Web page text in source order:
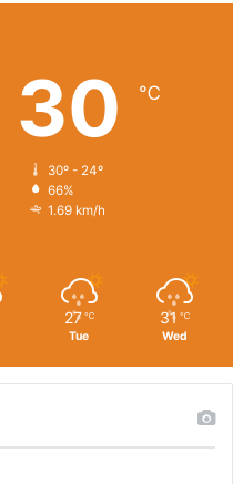
30 ℃
30º - 24º
66%
1.69 km/h
27 ℃
Tue
31 ℃
Wed